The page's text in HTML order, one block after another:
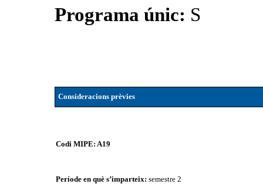
Programa únic: S
Consideracions prèvies
Codi MIPE: A19
Període en què s’imparteix: semestre 2